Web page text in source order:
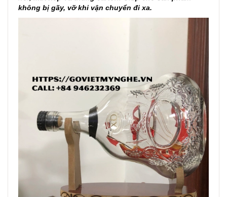
không bị gãy, vỡ khi vận chuyển đi xa.